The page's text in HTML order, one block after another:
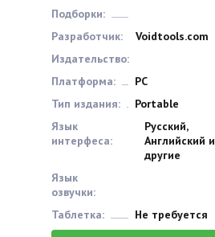
Подборки:
Разработчик:
Voidtools.com
Издательство:
Платформа:
РС
Тип издания:
Portable
Язык
интерфеса:
Русский,
Английский и
другие
Язык
озвучки:
Таблетка:
Не требуется